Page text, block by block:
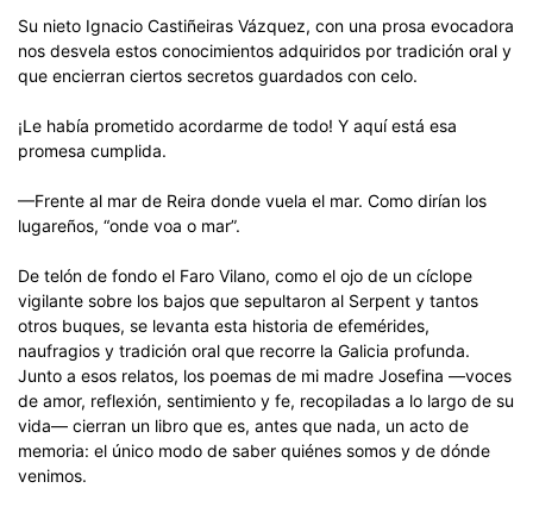
Su nieto Ignacio Castiñeiras Vázquez, con una prosa evocadora
nos desvela estos conocimientos adquiridos por tradición oral y
que encierran ciertos secretos guardados con celo.
¡Le había prometido acordarme de todo! Y aquí está esa
promesa cumplida.
—Frente al mar de Reira donde vuela el mar. Como dirían los
lugareños, “onde voa o mar”.
De telón de fondo el Faro Vilano, como el ojo de un cíclope
vigilante sobre los bajos que sepultaron al Serpent y tantos
otros buques, se levanta esta historia de efemérides,
naufragios y tradición oral que recorre la Galicia profunda.
Junto a esos relatos, los poemas de mi madre Josefina —voces
de amor, reflexión, sentimiento y fe, recopiladas a lo largo de su
vida— cierran un libro que es, antes que nada, un acto de
memoria: el único modo de saber quiénes somos y de dónde
venimos.